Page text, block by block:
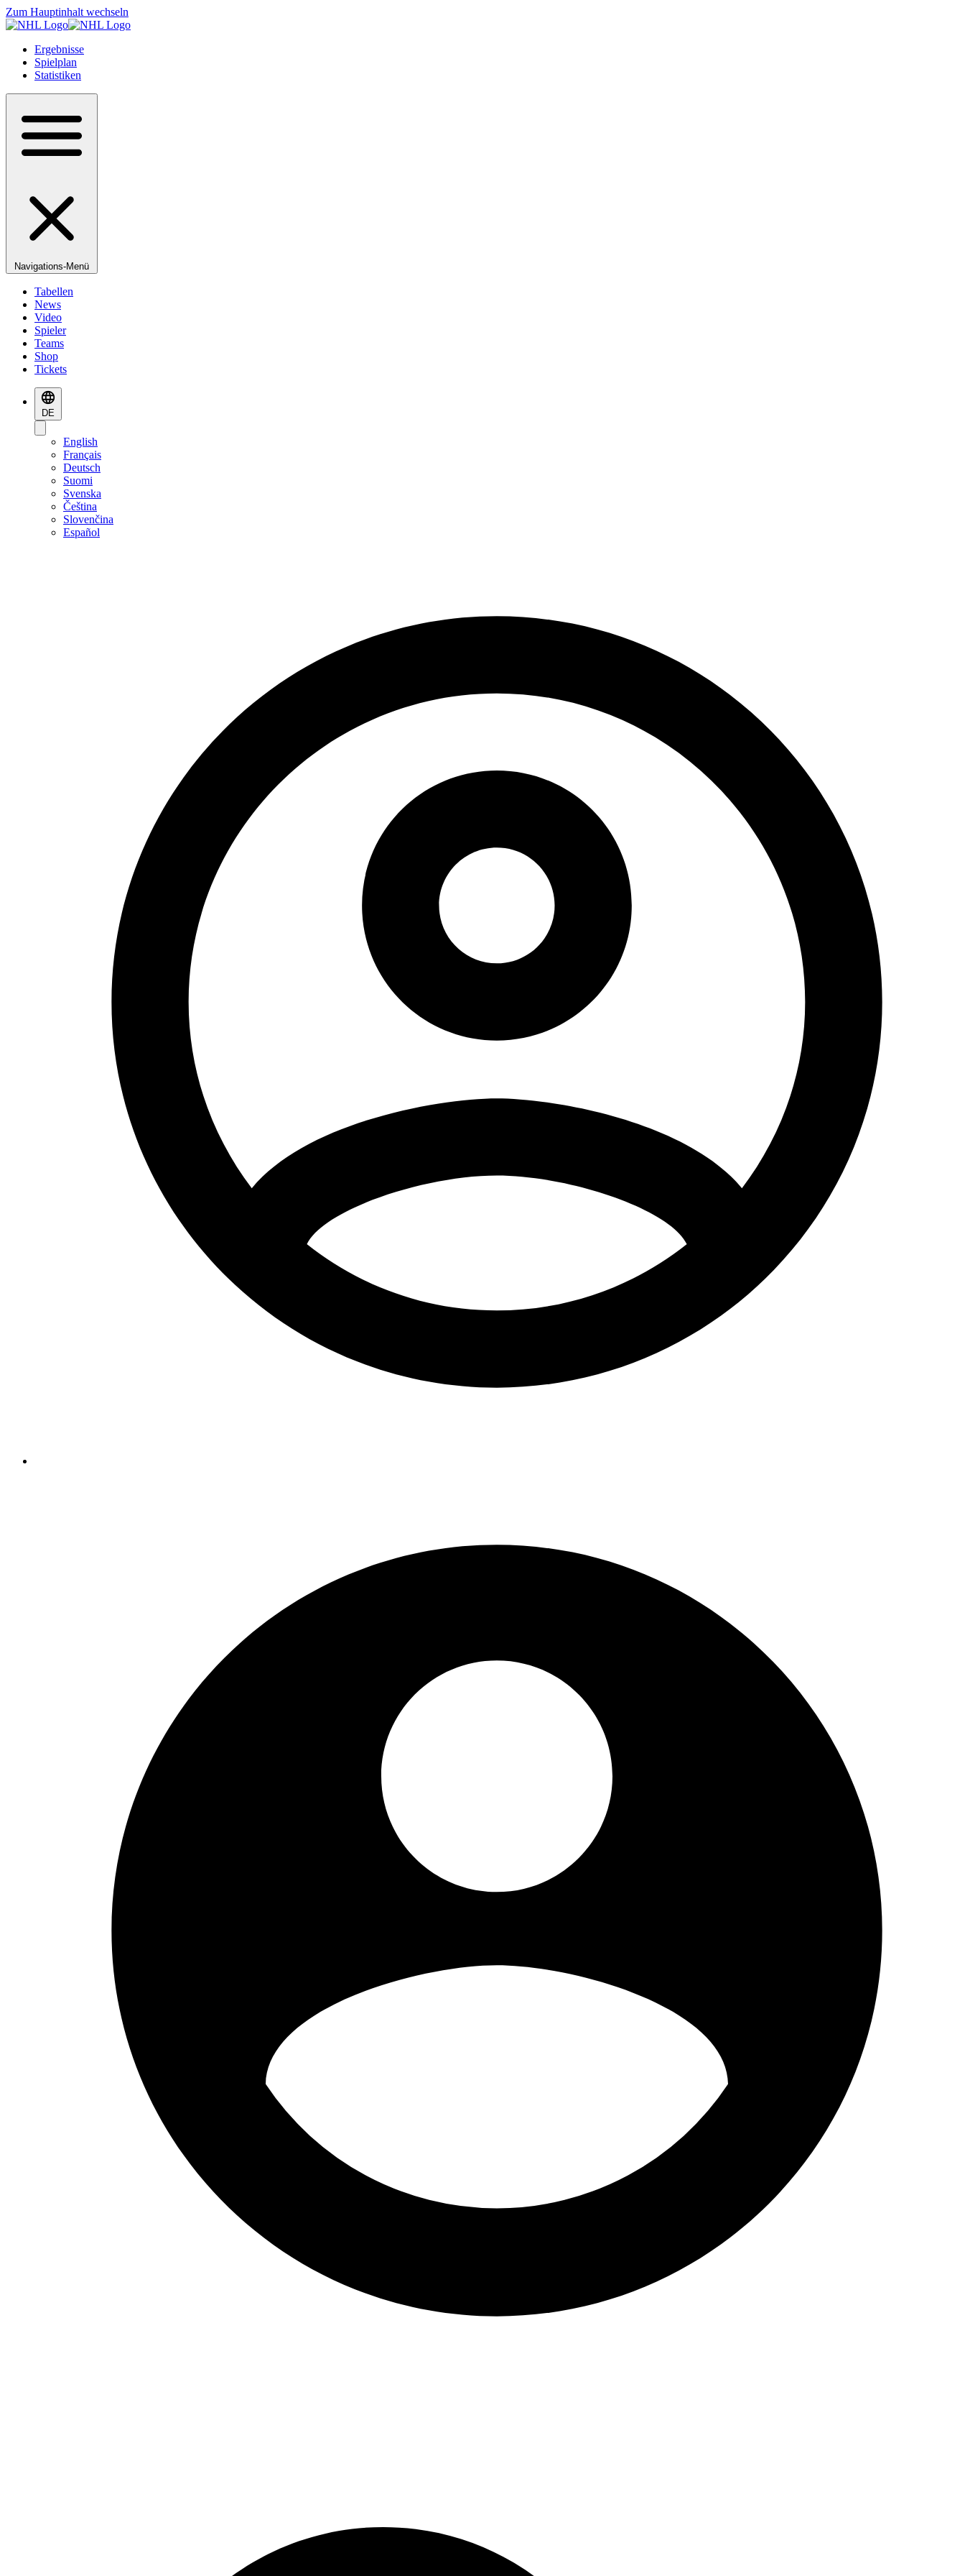
Zum Hauptinhalt wechseln
Ergebnisse
Spielplan
Statistiken
Navigations-Menü
Tabellen
News
Video
Spieler
Teams
Shop
Tickets
DE
English
Français
Deutsch
Suomi
Svenska
Čeština
Slovenčina
Español